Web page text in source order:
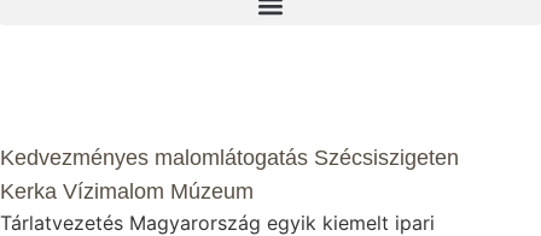
Kedvezményes malomlátogatás Szécsiszigeten
Kerka Vízimalom Múzeum
Tárlatvezetés Magyarország egyik kiemelt ipari